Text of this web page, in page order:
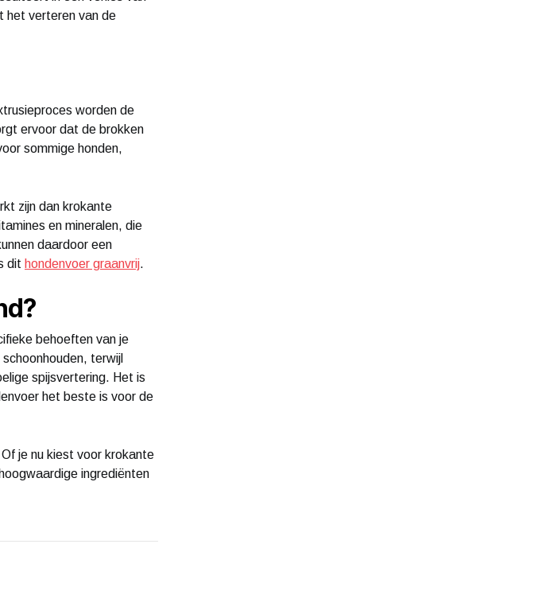
het verteren van de
worden de
ervoor dat de brokken
sommige honden,
zijn dan krokante
en mineralen, die
daardoor een
dit hondenvoer graanvrij.
behoeften van je
terwijl
spijsvertering. Het is
het beste is voor de
je nu kiest voor krokante
ingrediënten